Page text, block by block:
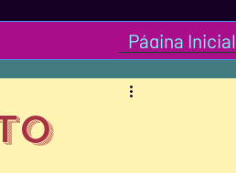
Página Inicial